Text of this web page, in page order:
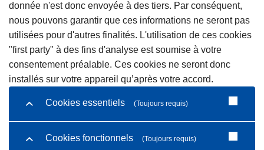
donnée n'est donc envoyée à des tiers. Par conséquent,
nous pouvons garantir que ces informations ne seront pas
utilisées pour d'autres finalités. L'utilisation de ces cookies
"first party" à des fins d'analyse est soumise à votre
consentement préalable. Ces cookies ne seront donc
installés sur votre appareil qu’après votre accord.
Cookies essentiels (Toujours requis)
Cookies fonctionnels (Toujours requis)